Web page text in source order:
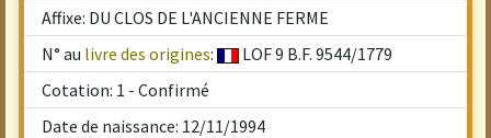
Affixe: DU CLOS DE L'ANCIENNE FERME
N° au livre des origines:
LOF 9 B.F. 9544/1779
Cotation: 1 - Confirmé
Date de naissance: 12/11/1994